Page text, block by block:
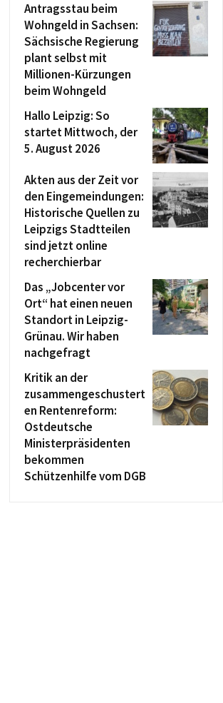
Antragsstau beim
Wohngeld in Sachsen:
Sächsische Regierung
plant selbst mit
Millionen-Kürzungen
beim Wohngeld
Hallo Leipzig: So
startet Mittwoch, der
5. August 2026
Akten aus der Zeit vor
den Eingemeindungen:
Historische Quellen zu
Leipzigs Stadtteilen
sind jetzt online
recherchierbar
Das „Jobcenter vor
Ort“ hat einen neuen
Standort in Leipzig-
Grünau. Wir haben
nachgefragt
Kritik an der
zusammengeschustert
en Rentenreform:
Ostdeutsche
Ministerpräsidenten
bekommen
Schützenhilfe vom DGB